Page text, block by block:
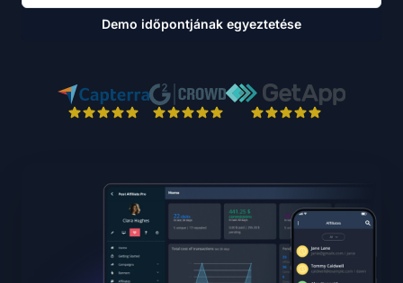
Demo időpontjának egyeztetése